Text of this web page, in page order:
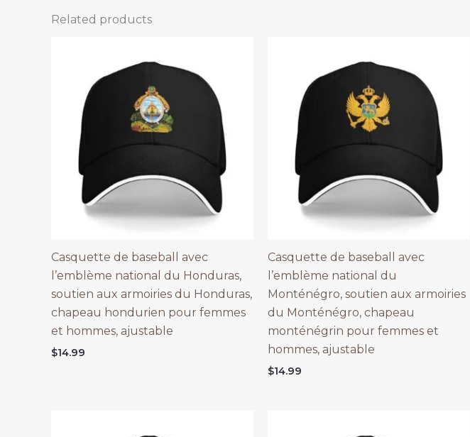
Related products
Casquette de baseball avec
l’emblème national du Honduras,
soutien aux armoiries du Honduras,
chapeau hondurien pour femmes
et hommes, ajustable
$14.99
Casquette de baseball avec
l’emblème national du
Monténégro, soutien aux armoiries
du Monténégro, chapeau
monténégrin pour femmes et
hommes, ajustable
$14.99